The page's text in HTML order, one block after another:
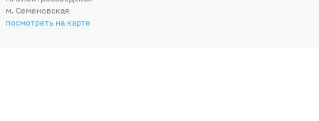
м. Семеновская
посмотреть на карте